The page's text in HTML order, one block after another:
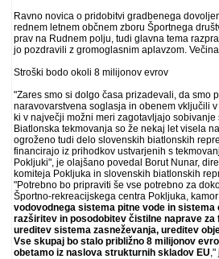
Ravno novica o pridobitvi gradbenega
rednem letnem občnem zboru Športnega
prav na Rudnem polju, tudi glavna tema
jo pozdravili z gromoglasnim aplavzom.
Stroški bodo okoli 8 milijonov evrov
"Zares smo si dolgo časa prizadevali, da smo
naravovarstvena soglasja in obenem vključili
ki v največji možni meri zagotavljajo
Biatlonska tekmovanja so že nekaj let visela
ogroženo tudi delo slovenskih biatlonskih
financirajo iz prihodkov ustvarjenih s
Pokljuki", je olajšano povedal Borut Nunar,
komiteja Pokljuka in slovenskih biatlonskih
"Potrebno bo pripraviti še vse potrebno za
Športno-rekreacijskega centra Pokljuka,
vodovodnega sistema pitne vode in
razširitev in posodobitev čistilne naprave za
ureditev sistema zasneževanja, ureditev
Vse skupaj bo stalo približno 8 milijonov
obetamo iz naslova strukturnih skladov EU,"